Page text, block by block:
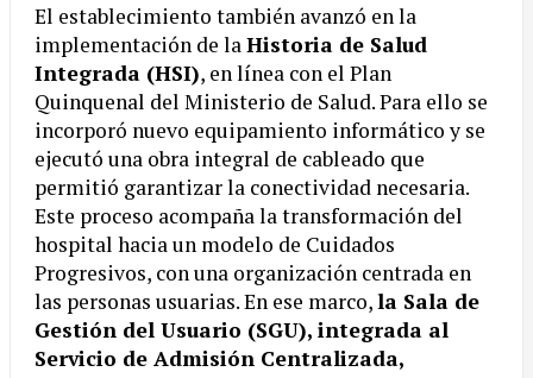
El establecimiento también avanzó en la
implementación de laHistoria de Salud
Integrada (HSI), en línea con el Plan
Quinquenal del Ministerio de Salud. Para ello se
incorporó nuevo equipamiento informático y se
ejecutó una obra integral de cableado que
permitió garantizar la conectividad necesaria.
Este proceso acompaña la transformación del
hospital hacia un modelo de Cuidados
Progresivos, con una organización centrada en
las personas usuarias. En ese marco,la Sala de
Gestión del Usuario (SGU), integrada al
Servicio de Admisión Centralizada,